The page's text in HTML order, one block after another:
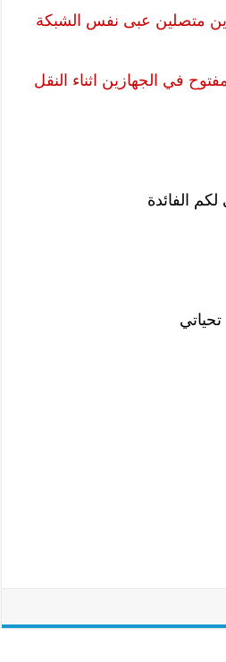
لكم الفائدة
تحياتي